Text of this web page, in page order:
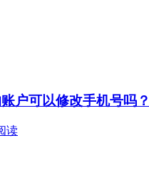
户可以修改手机号吗？
读